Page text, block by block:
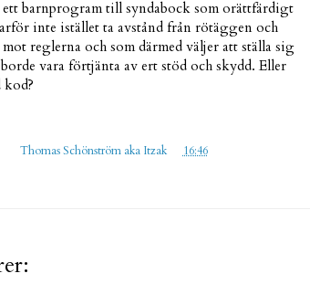
ett barnprogram till syndabock som orättfärdigt
inte istället ta avstånd från rötäggen och
reglerna och som därmed väljer att ställa sig
vara förtjänta av ert stöd och skydd. Eller
Thomas Schönström aka Itzak kl.16:46